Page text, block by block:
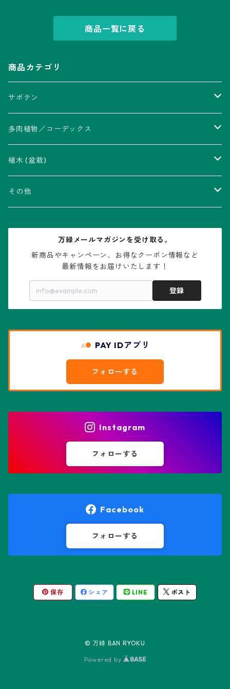
商品一覧に戻る
商品カテゴリ
サボテン
アストロフィツム属
瑠璃兜錦、兜丸錦
V-type兜
リザード・スキン兜
花園兜
アリオカルプス属
ウィギンシア属
エキノケレウス属
エキノプシス属
エリオシケ属
オレオケレウス属
friedrichii LB 2178
キリンドロオプンチア属
多肉植物／コーデックス
アカベ属
アロエ属
コノフィツム属
センナ属
パキポディウム属
フェネストラリア属
プセウドリトス属
ユーフォルビア属
植木 (盆栽)
ムクロジ科：カエデ属
その他
水石・景石
万緑メールマガジンを受け取る。
新商品やキャンペーン、お得なクーポン情報など
最新情報をお届けいたします！
登録
PAY IDアプリ
フォローする
Instagram
フォローする
Facebook
フォローする
保存 シェア LINE ポスト
© 万緑 BAN RYOKU
Powered by